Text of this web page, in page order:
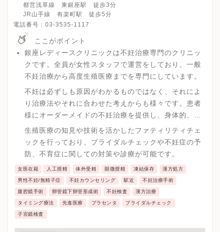
都営浅草線 東銀座駅 徒歩3分
JR山手線 有楽町駅 徒歩5分
電話番号： 03-3535-1117
ここがポイント
銀座レディースクリニックは不妊治療専門のクリニッ
クです。全員が女性スタッフで運営をしており、一般
不妊治療から高度生殖医療までを専門にしています。
不妊は必ずしも原因がわかるものではなく、それによ
り治療法やそれに合わせた考えからも様々です。患者
様にオーダーメイドの不妊治療を提供し、身体的、経
済的、心理的により負担の少ない方法から実践してい
きます。
生殖医療の知見や技術を活かしたファティリティチェ
ックを行っており、ブライダルチェックや不妊症の予
防、不育症に関しての対策や診療が可能です。
女医在籍 人工授精 体外受精 顕微授精 凍結保存 漢方処方
男性不妊/無精子症 不妊カウンセリング 駅近 不妊治療手術
腹腔鏡手術 卵管鏡下卵管形成術 不妊検査 漢方治療
タイミング療法 先進医療 プラセンタ ブライダルチェック
子宮鏡検査